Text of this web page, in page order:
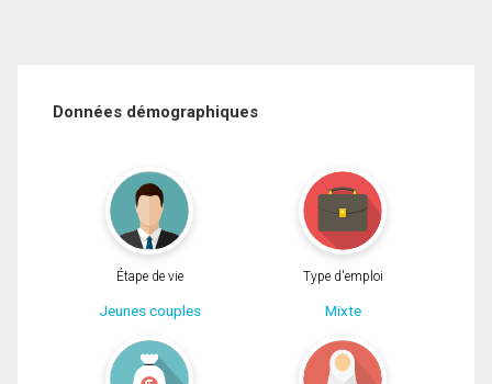
Données démographiques
Étape de vie
Jeunes couples
Type d'emploi
Mixte